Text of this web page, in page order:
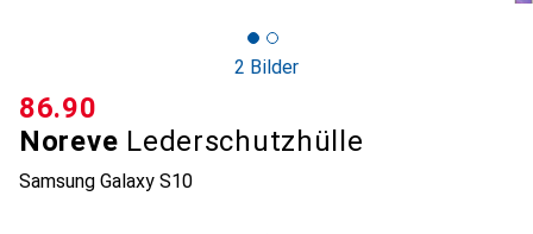
2 Bilder
Noreve Lederschutzhülle
Samsung Galaxy S10
CHF
86.90